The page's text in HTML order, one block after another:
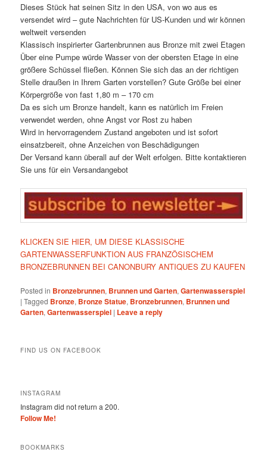
Dieses Stück hat seinen Sitz in den USA, von wo aus es
versendet wird – gute Nachrichten für US-Kunden und wir können
weltweit versenden
Klassisch inspirierter Gartenbrunnen aus Bronze mit zwei Etagen
Über eine Pumpe würde Wasser von der obersten Etage in eine
größere Schüssel fließen. Können Sie sich das an der richtigen
Stelle draußen in Ihrem Garten vorstellen? Gute Größe bei einer
Körpergröße von fast 1,80 m – 170 cm
Da es sich um Bronze handelt, kann es natürlich im Freien
verwendet werden, ohne Angst vor Rost zu haben
Wird in hervorragendem Zustand angeboten und ist sofort
einsatzbereit, ohne Anzeichen von Beschädigungen
Der Versand kann überall auf der Welt erfolgen. Bitte kontaktieren
Sie uns für ein Versandangebot
KLICKEN SIE HIER, UM DIESE KLASSISCHE
GARTENWASSERFUNKTION AUS FRANZÖSISCHEM
BRONZEBRUNNEN BEI CANONBURY ANTIQUES ZU KAUFEN
Posted in Bronzebrunnen, Brunnen und Garten,Gartenwasserspiel
|Tagged Bronze, Bronze Statue, Bronzebrunnen, Brunnen und
Garten,Gartenwasserspiel | Leave a reply
FIND US ON FACEBOOK
INSTAGRAM
Instagram did not return a 200.
Follow Me!
BOOKMARKS